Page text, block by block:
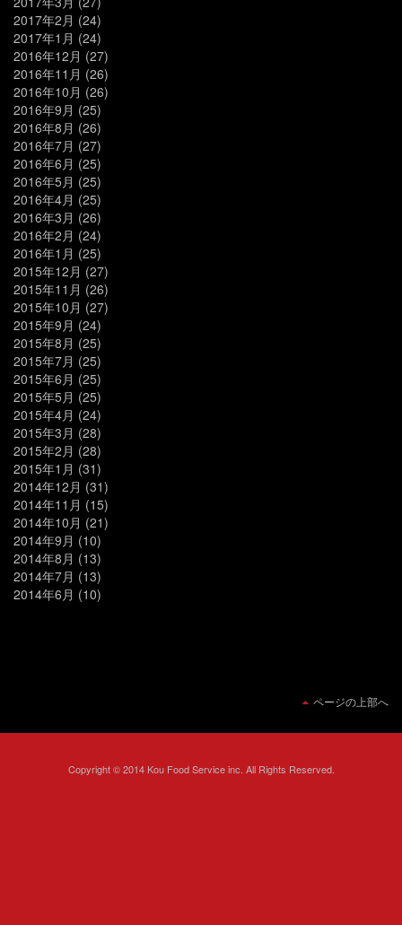
2017年2月 (24)
2017年1月 (24)
2016年12月 (27)
2016年11月 (26)
2016年10月 (26)
2016年9月 (25)
2016年8月 (26)
2016年7月 (27)
2016年6月 (25)
2016年5月 (25)
2016年4月 (25)
2016年3月 (26)
2016年2月 (24)
2016年1月 (25)
2015年12月 (27)
2015年11月 (26)
2015年10月 (27)
2015年9月 (24)
2015年8月 (25)
2015年7月 (25)
2015年6月 (25)
2015年5月 (25)
2015年4月 (24)
2015年3月 (28)
2015年2月 (28)
2015年1月 (31)
2014年12月 (31)
2014年11月 (15)
2014年10月 (21)
2014年9月 (10)
2014年8月 (13)
2014年7月 (13)
2014年6月 (10)
ページの上部へ
Copyright © 2014 Kou Food Service inc. All Rights Reserved.